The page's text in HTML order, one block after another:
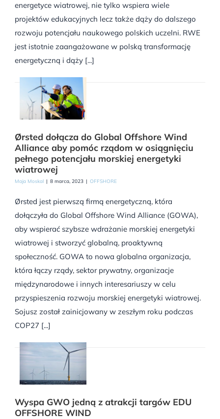
energetyce wiatrowej, nie tylko wspiera wiele
projektów edukacyjnych lecz także dąży do dalszego
rozwoju potencjału naukowego polskich uczelni. RWE
jest istotnie zaangażowane w polską transformację
energetyczną i dąży [...]
Ørsted dołącza do Global Offshore Wind
Alliance aby pomóc rządom w osiągnięciu
pełnego potencjału morskiej energetyki
wiatrowej
Maja Moskal | 8 marca, 2023 | OFFSHORE
Ørsted jest pierwszą firmą energetyczną, która
dołączyła do Global Offshore Wind Alliance (GOWA),
aby wspierać szybsze wdrażanie morskiej energetyki
wiatrowej i stworzyć globalną, proaktywną
społeczność. GOWA to nowa globalna organizacja,
która łączy rządy, sektor prywatny, organizacje
międzynarodowe i innych interesariuszy w celu
przyspieszenia rozwoju morskiej energetyki wiatrowej.
Sojusz został zainicjowany w zeszłym roku podczas
COP27 [...]
Wyspa GWO jedną z atrakcji targów EDU
OFFSHORE WIND